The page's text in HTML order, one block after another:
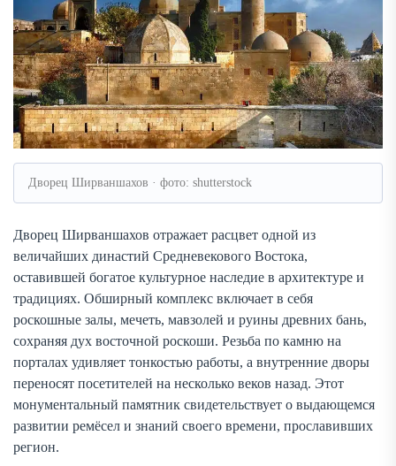
Дворец Ширваншахов · фото: shutterstock
Дворец Ширваншахов отражает расцвет одной из
величайших династий Средневекового Востока,
оставившей богатое культурное наследие в архитектуре и
традициях. Обширный комплекс включает в себя
роскошные залы, мечеть, мавзолей и руины древних бань,
сохраняя дух восточной роскоши. Резьба по камню на
порталах удивляет тонкостью работы, а внутренние дворы
переносят посетителей на несколько веков назад. Этот
монументальный памятник свидетельствует о выдающемся
развитии ремёсел и знаний своего времени, прославивших
регион.